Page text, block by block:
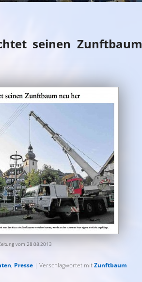
seinen Zunft­baum
vom 28.08.2013
, Presse | Verschlagwortet mitZunftbaum